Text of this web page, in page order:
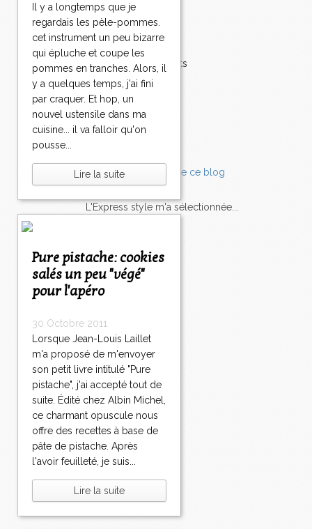
Il y a longtemps que je
regardais les pèle-pommes.
cet instrument un peu bizarre
qui épluche et coupe les
pommes en tranches. Alors, il
y a quelques temps, j'ai fini
par craquer. Et hop, un
nouvel ustensile dans ma
cuisine... il va falloir qu'on
pousse...
Lire la suite
Pure pistache: cookies
salés un peu "végé"
pour l'apéro
30 Octobre 2011
Lorsque Jean-Louis Laillet
m'a proposé de m'envoyer
son petit livre intitulé "Pure
pistache", j'ai accepté tout de
suite. Édité chez Albin Michel,
ce charmant opuscule nous
offre des recettes à base de
pâte de pistache. Après
l'avoir feuilleté, je suis...
Lire la suite
Fruits
Soupe
Fêtes
Poisson
Accompagnements
Champignons
Chocolat
Pâtes
Tomates
Balade
L'Express style m'a sélectionnée...
lexpress.fr/Styles
articles récents